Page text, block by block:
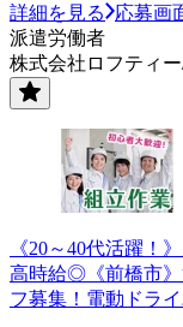
詳細を見る
応募画
派遣労働者
株式会社ロフティ
《20～40代活躍！
高時給◎《前橋市》
フ募集！電動ドラ